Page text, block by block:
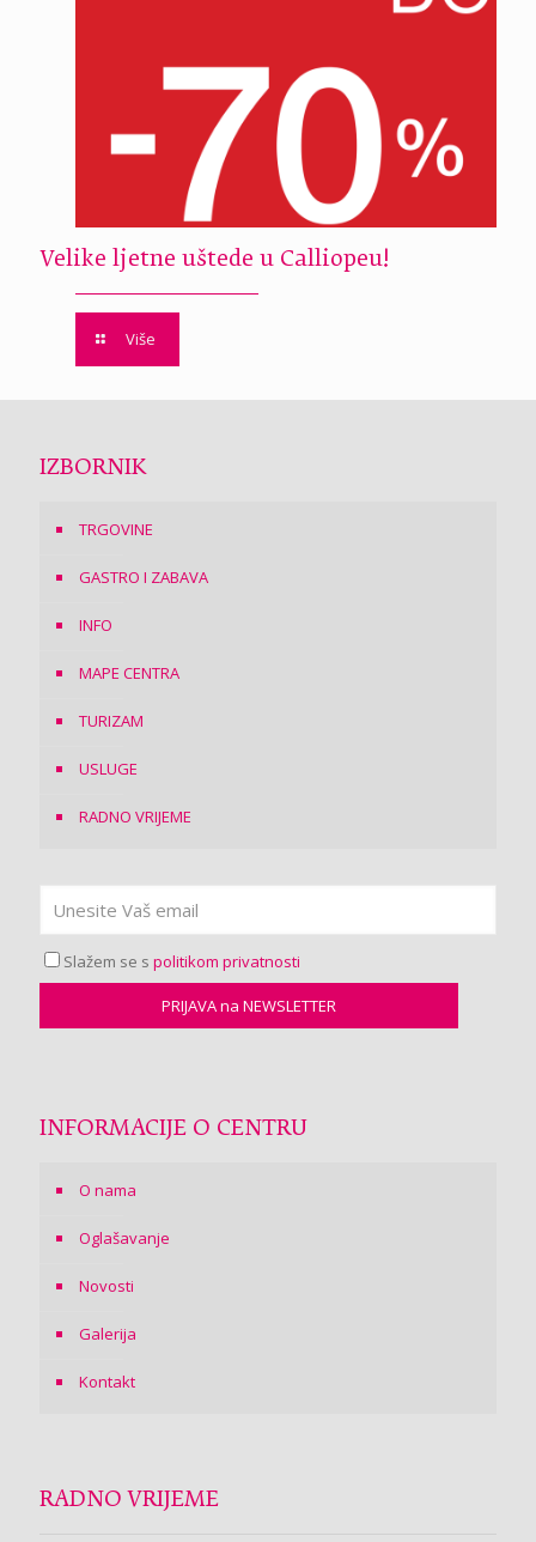
Velike ljetne uštede u Calliopeu!
Više
IZBORNIK
TRGOVINE
GASTRO I ZABAVA
INFO
MAPE CENTRA
TURIZAM
USLUGE
RADNO VRIJEME
Slažem se s politikom privatnosti
INFORMACIJE O CENTRU
O nama
Oglašavanje
Novosti
Galerija
Kontakt
RADNO VRIJEME